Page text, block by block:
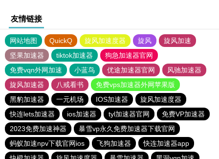
友情链接
网站地图 QuickQ 旋风加速度器 旋风
旋风加速
坚果加速器
tiktok加速器
狗急加速器官网
免费vqn外网加速
小蓝鸟 优途加速器官网
风驰加速器
旋风加速器
八戒看书
免费vps加速器外网苹果版
黑豹加速器
一元机场 IOS加速器
旋风加速度器
快连lets加速器
ios加速器 tyl加速器官网
免费VP加速器
2023免费加速神器
暴雪vp永久免费加速器下载官网
蚂蚁加速npv下载官网ios
飞狗加速器
快连加速器app